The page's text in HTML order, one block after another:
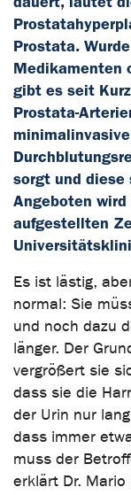
Prostata.
Medikamenten
gibt es seit
Prostata-
sorgt und diese
Angeboten
aufgestellten
Es ist lästig,
normal: Sie
und noch dazu
länger. Der
vergrößert sie
dass sie die
der Urin nur
dass immer
muss der
erklärt Dr.